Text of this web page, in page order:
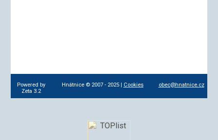
Powered by
Zeta 3.2
Hnátnice © 2007 - 2025 | Cookies obec@hnatnice.cz